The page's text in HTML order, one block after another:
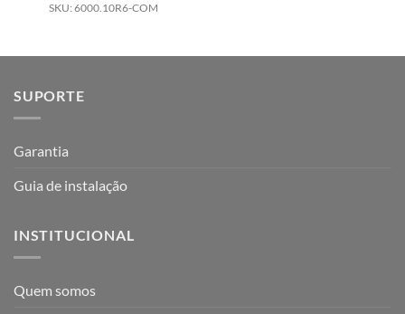
SKU: 6000.10R6-COM
SUPORTE
Garantia
Guia de instalação
INSTITUCIONAL
Quem somos